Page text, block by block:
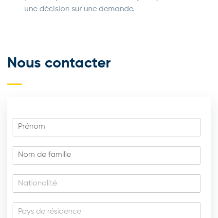
une décision sur une demande.
Nous contacter